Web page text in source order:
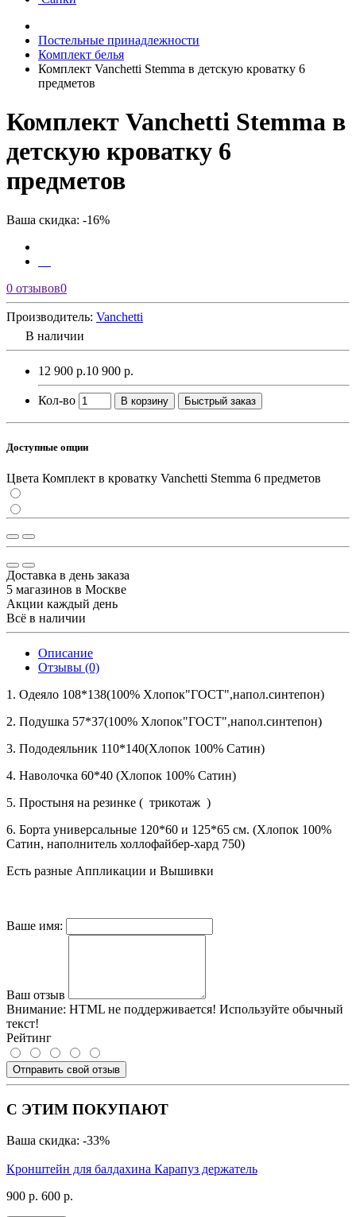
Постельные принадлежности
Комплект белья
Комплект Vanchetti Stemma в детскую кроватку 6
предметов
Комплект Vanchetti Stemma в
детскую кроватку 6
предметов
Ваша скидка: -16%
0 отзывов0
Производитель: Vanchetti
В наличии
12 900 р.10 900 р.
Кол-во В корзину Быстрый заказ
Доступные опции
Цвета Комплект в кроватку Vanchetti Stemma 6 предметов
Доставка в день заказа
5 магазинов в Москве
Акции каждый день
Всё в наличии
Описание
Отзывы (0)
1. Одеяло 108*138(100% Хлопок"ГОСТ",напол.синтепон)
2. Подушка 57*37(100% Хлопок"ГОСТ",напол.синтепон)
3. Пододеяльник 110*140(Хлопок 100% Сатин)
4. Наволочка 60*40 (Хлопок 100% Сатин)
5. Простыня на резинке ( трикотаж )
6. Борта универсальные 120*60 и 125*65 см. (Хлопок 100%
Сатин, наполнитель холлофайбер-хард 750)
Есть разные Аппликации и Вышивки
Ваше имя:
Ваш отзыв
Внимание: HTML не поддерживается! Используйте обычный
текст!
Рейтинг
Отправить свой отзыв
С ЭТИМ ПОКУПАЮТ
Ваша скидка: -33%
Кронштейн для балдахина Карапуз держатель
900 р. 600 р.